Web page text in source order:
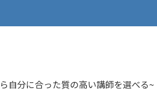
分に合った質の高い講師を選べる~